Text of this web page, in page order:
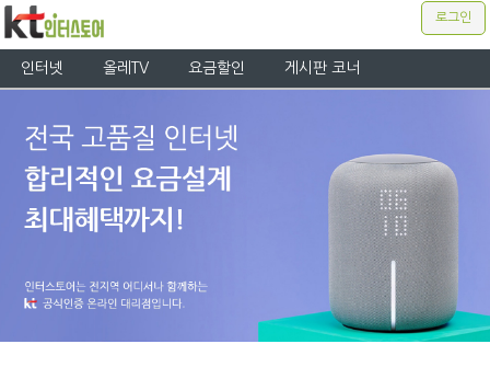
로그인
인터넷 올레TV 요금할인 게시판 코너